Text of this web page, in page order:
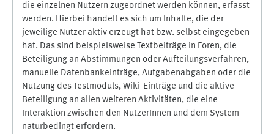
die einzelnen Nutzern zugeordnet werden können, erfasst
werden. Hierbei handelt es sich um Inhalte, die der
jeweilige Nutzer aktiv erzeugt hat bzw. selbst eingegeben
hat. Das sind beispielsweise Textbeiträge in Foren, die
Beteiligung an Abstimmungen oder Aufteilungsverfahren,
manuelle Datenbankeinträge, Aufgabenabgaben oder die
Nutzung des Testmoduls, Wiki-Einträge und die aktive
Beteiligung an allen weiteren Aktivitäten, die eine
Interaktion zwischen den NutzerInnen und dem System
naturbedingt erfordern.